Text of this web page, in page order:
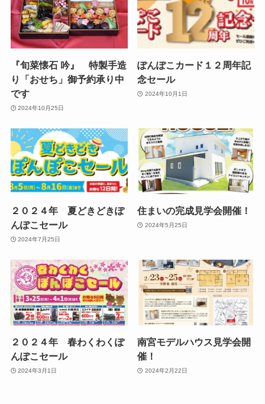
『旬菜懐石 吟』 特製手造
り「おせち」御予約承り中
です
2024年10月25日
ぽんぽこカード１２周年記
念セール
2024年10月1日
２０２４年 夏どきどきぽ
んぽこセール
2024年7月25日
住まいの完成見学会開催！
2024年5月25日
２０２４年 春わくわくぽ
んぽこセール
2024年3月1日
南宮モデルハウス見学会開
催！
2024年2月22日